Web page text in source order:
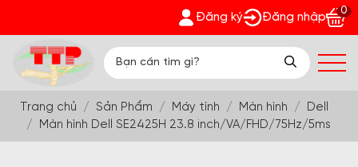
Nhận quà bất ngờ Đón Hè Sang chi tiết tại 'Khuyến Mãi'
Đăng ký Đăng nhập
0
Trang chủ Sản Phẩm Máy tính Màn hình
Dell
Màn hình Dell SE2425H 23.8 inch/VA/FHD/75Hz/5ms